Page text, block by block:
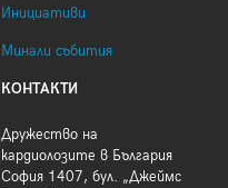
Инициативи
Минали събития
КОНТАКТИ
Дружество на
кардиолозите в България
София 1407, бул. „Джеймс